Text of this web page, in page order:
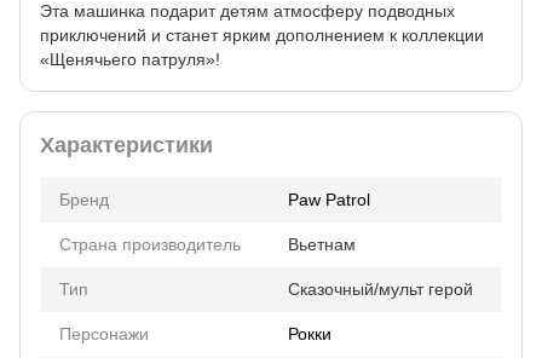
Эта машинка подарит детям атмосферу подводных
приключений и станет ярким дополнением к коллекции
«Щенячьего патруля»!
Характеристики
Бренд Paw Patrol
Страна производитель Вьетнам
Тип Сказочный/мульт герой
Персонажи Рокки